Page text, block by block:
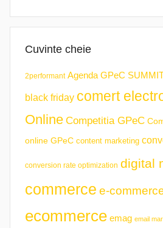
Cuvinte cheie
2performant Agenda GPeC
black friday comert
Online Competitia GPeC
online GPeC content marketing
conversion rate optimization digital
commerce e-
ecommerce emag email